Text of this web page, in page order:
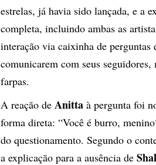
estrelas, já havia sido lançada, e a
completa, incluindo ambas as
interação via caixinha de
comunicarem com seus
farpas.
A reação de Anitta à pergunta foi
forma direta: “Você é burro,
do questionamento. Segundo o
a explicação para a ausência de